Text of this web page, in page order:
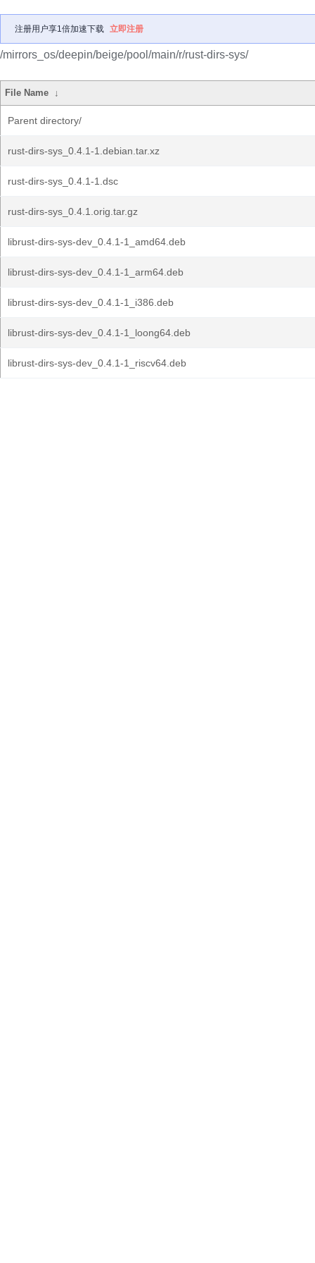
注册用户享1倍加速下载 立即注册
/mirrors_os/deepin/beige/pool/main/r/rust-dirs-sys/
File Name ↓
Parent directory/
rust-dirs-sys_0.4.1-1.debian.tar.xz
rust-dirs-sys_0.4.1-1.dsc
rust-dirs-sys_0.4.1.orig.tar.gz
librust-dirs-sys-dev_0.4.1-1_amd64.deb
librust-dirs-sys-dev_0.4.1-1_arm64.deb
librust-dirs-sys-dev_0.4.1-1_i386.deb
librust-dirs-sys-dev_0.4.1-1_loong64.deb
librust-dirs-sys-dev_0.4.1-1_riscv64.deb